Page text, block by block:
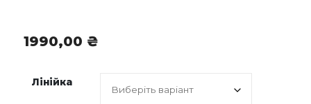
1990,00 ₴
Лінійка